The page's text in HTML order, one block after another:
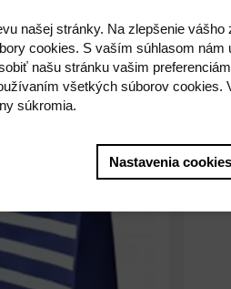
- + 1,72 €
našej stránky. Na zlepšenie
cookies. S vaším súhlasom
našu stránku vašim
všetkých súborov cookies.
súkromia.
Nastavenia cookies